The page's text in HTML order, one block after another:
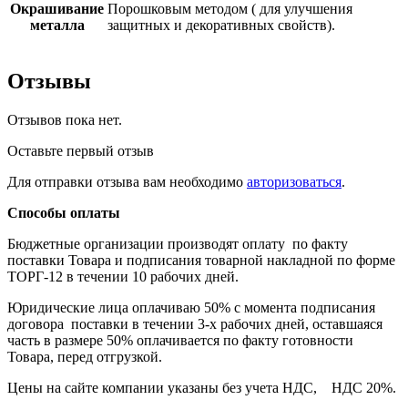
Окрашивание
металла
Порошковым методом ( для улучшения
защитных и декоративных свойств).
Отзывы
Отзывов пока нет.
Оставьте первый отзыв
Для отправки отзыва вам необходимо авторизоваться.
Способы оплаты
Бюджетные организации производят оплату по факту
поставки Товара и подписания товарной накладной по форме
ТОРГ-12 в течении 10 рабочих дней.
Юридические лица оплачиваю 50% с момента подписания
договора поставки в течении 3-х рабочих дней, оставшаяся
часть в размере 50% оплачивается по факту готовности
Товара, перед отгрузкой.
Цены на сайте компании указаны без учета НДС, НДС 20%.